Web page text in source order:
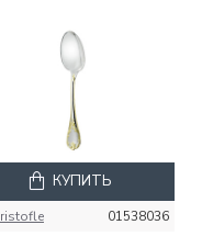
01538036
КУПИТЬ